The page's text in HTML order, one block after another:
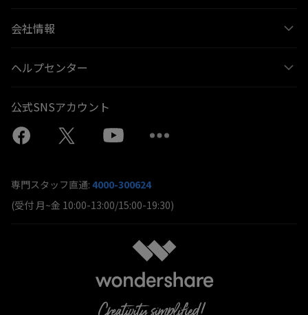
会社情報
ヘルプセンター
公式SNSアカウント
専門スタッフ直通: 4000-300624
(受付 月~金 10:00-13:00/15:00-19:30)